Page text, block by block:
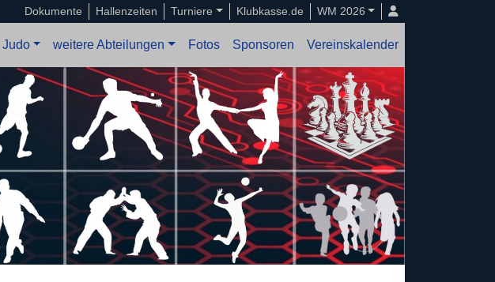
Dokumente Hallenzeiten Turniere Klubkasse.de WM 2026
Judo weitere Abteilungen Fotos Sponsoren Vereinskalender